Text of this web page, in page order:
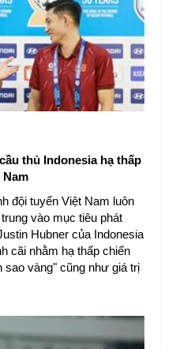
thủ Indonesia hạ thấp
đội tuyển Việt Nam luôn
vào mục tiêu phát
Hubner của Indonesia
cãi nhằm hạ thấp chiến
sao vàng" cũng như giá trị